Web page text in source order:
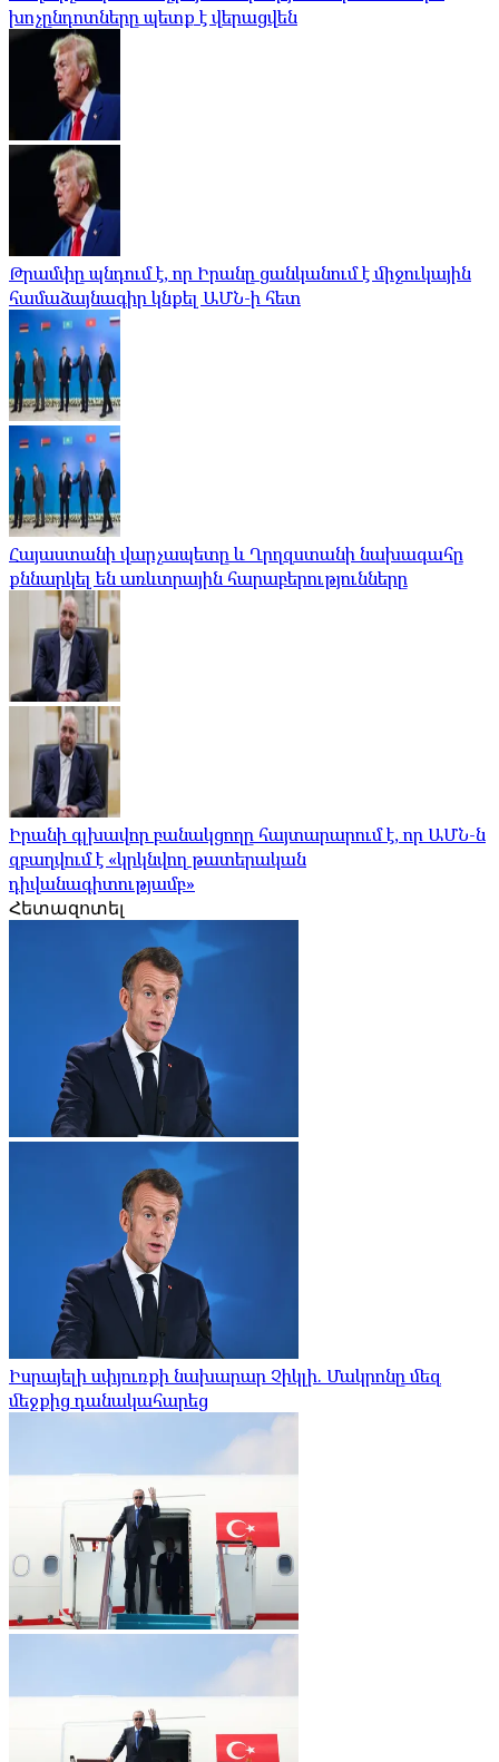
խոչընդոտները պետք է վերացվեն
Թրամփը պնդում է, որ Իրանը ցանկանում է միջուկային
համաձայնագիր կնքել ԱՄՆ-ի հետ
Հայաստանի վարչապետը և Ղրղզստանի նախագահը
քննարկել են առևտրային հարաբերությունները
Իրանի գլխավոր բանակցողը հայտարարում է, որ ԱՄՆ-ն
զբաղվում է «կրկնվող թատերական
դիվանագիտությամբ»
Հետազոտել
Իսրայելի սփյուռքի նախարար Չիկլի. Մակրոնը մեզ
մեջքից դանակահարեց